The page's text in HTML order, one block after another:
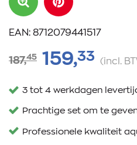
EAN: 8712079441517
187,45 159,33 (incl.
3 tot 4 werkdagen
Prachtige set om te
Professionele kwaliteit